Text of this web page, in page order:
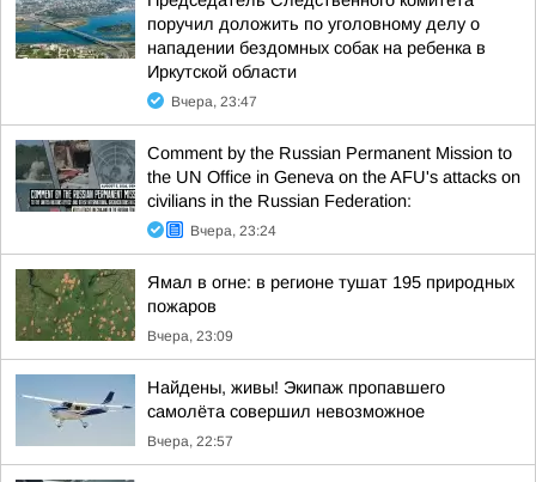
поручил доложить по уголовному делу о
нападении бездомных собак на ребенка в
Иркутской области
Вчера, 23:47
Comment by the Russian Permanent Mission to
the UN Office in Geneva on the AFU's attacks on
civilians in the Russian Federation:
Вчера, 23:24
Ямал в огне: в регионе тушат 195 природных
пожаров
Вчера, 23:09
Найдены, живы! Экипаж пропавшего
самолёта совершил невозможное
Вчера, 22:57